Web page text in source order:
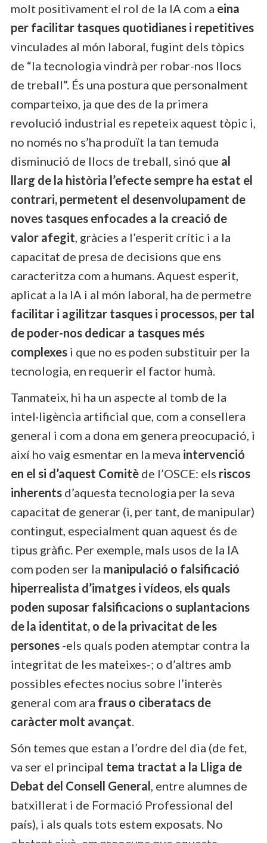
molt positivament el rol de la IA com a eina
per facilitar tasques quotidianes i repetitives
vinculades al món laboral, fugint dels tòpics
de “la tecnologia vindrà per robar-nos llocs
de treball”. És una postura que personalment
comparteixo, ja que des de la primera
revolució industrial es repeteix aquest tòpic i,
no només no s’ha produït la tan temuda
disminució de llocs de treball, sinó que al
llarg de la història l’efecte sempre ha estat el
contrari, permetent el desenvolupament de
noves tasques enfocades a la creació de
valor afegit, gràcies a l’esperit crític i a la
capacitat de presa de decisions que ens
caracteritza com a humans. Aquest esperit,
aplicat a la IA i al món laboral, ha de permetre
facilitar i agilitzar tasques i processos, per tal
de poder-nos dedicar a tasques més
complexes i que no es poden substituir per la
tecnologia, en requerir el factor humà.
Tanmateix, hi ha un aspecte al tomb de la
intel·ligència artificial que, com a consellera
general i com a dona em genera preocupació, i
així ho vaig esmentar en la meva intervenció
en el si d’aquest Comitè de l’OSCE: els riscos
inherents d’aquesta tecnologia per la seva
capacitat de generar (i, per tant, de manipular)
contingut, especialment quan aquest és de
tipus gràfic. Per exemple, mals usos de la IA
com poden ser la manipulació o falsificació
hiperrealista d’imatges i vídeos, els quals
poden suposar falsificacions o suplantacions
de la identitat, o de la privacitat de les
persones -els quals poden atemptar contra la
integritat de les mateixes-; o d’altres amb
possibles efectes nocius sobre l’interès
general com ara fraus o ciberatacs de
caràcter molt avançat.
Són temes que estan a l’ordre del dia (de fet,
va ser el principal tema tractat a la Lliga de
Debat del Consell General, entre alumnes de
batxillerat i de Formació Professional del
país), i als quals tots estem exposats. No